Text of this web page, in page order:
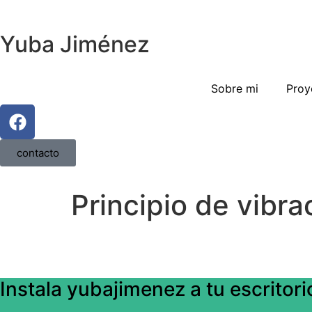
Yuba Jiménez
Sobre mi
contacto
Principio de
Instala yubajimenez a tu